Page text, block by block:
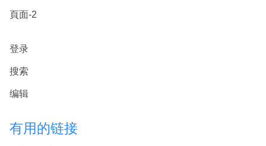
頁面-2
登录
搜索
编辑
有用的链接